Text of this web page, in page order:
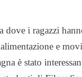
dove i ragazzi
e
è stato